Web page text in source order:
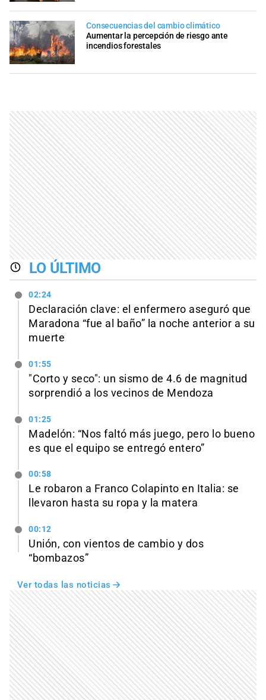
Consecuencias del cambio climático
Aumentar la percepción de riesgo ante
incendios forestales
LO ÚLTIMO
02:24
Declaración clave: el enfermero aseguró que
Maradona “fue al baño” la noche anterior a su
muerte
01:55
"Corto y seco": un sismo de 4.6 de magnitud
sorprendió a los vecinos de Mendoza
01:25
Madelón: “Nos faltó más juego, pero lo bueno
es que el equipo se entregó entero”
00:58
Le robaron a Franco Colapinto en Italia: se
llevaron hasta su ropa y la matera
00:12
Unión, con vientos de cambio y dos
“bombazos”
Ver todas las noticias